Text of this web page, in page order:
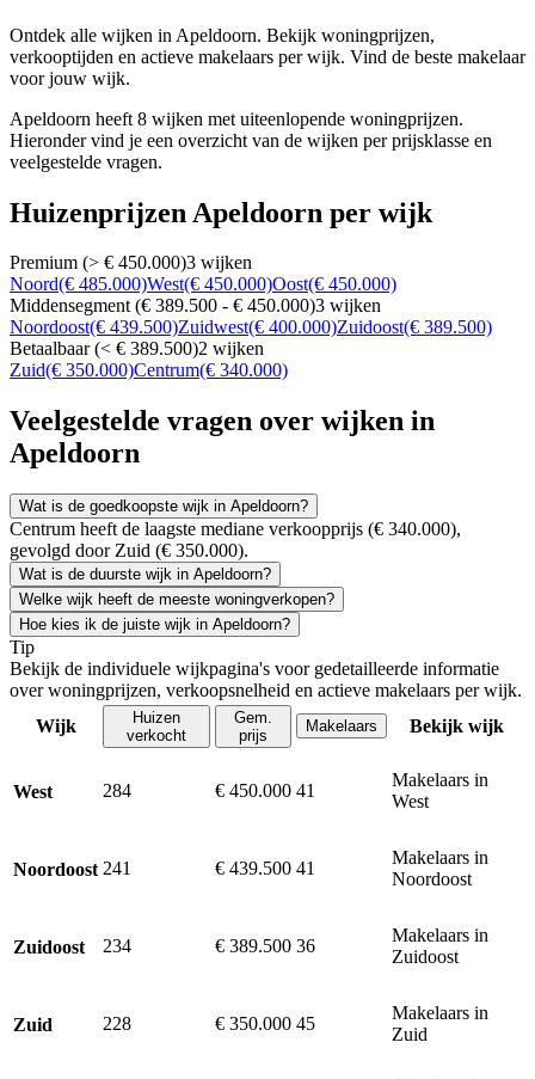
Ontdek alle wijken in Apeldoorn. Bekijk woningprijzen,
verkooptijden en actieve makelaars per wijk. Vind de beste makelaar
voor jouw wijk.
Apeldoorn heeft 8 wijken met uiteenlopende woningprijzen.
Hieronder vind je een overzicht van de wijken per prijsklasse en
veelgestelde vragen.
Huizenprijzen Apeldoorn per wijk
Premium (> € 450.000)3 wijken
Noord(€ 485.000)West(€ 450.000)Oost(€ 450.000)
Middensegment (€ 389.500 - € 450.000)3 wijken
Noordoost(€ 439.500)Zuidwest(€ 400.000)Zuidoost(€ 389.500)
Betaalbaar (< € 389.500)2 wijken
Zuid(€ 350.000)Centrum(€ 340.000)
Veelgestelde vragen over wijken in
Apeldoorn
Wat is de goedkoopste wijk in Apeldoorn?
Centrum heeft de laagste mediane verkoopprijs (€ 340.000),
gevolgd door Zuid (€ 350.000).
Wat is de duurste wijk in Apeldoorn?
Welke wijk heeft de meeste woningverkopen?
Hoe kies ik de juiste wijk in Apeldoorn?
Tip
Bekijk de individuele wijkpagina's voor gedetailleerde informatie
over woningprijzen, verkoopsnelheid en actieve makelaars per wijk.
Wijk
Huizen
verkocht
Gem.
prijs
Makelaars Bekijk wijk
West 284 € 450.000 41
Makelaars in
West
Noordoost 241 € 439.500 41
Makelaars in
Noordoost
Zuidoost 234 € 389.500 36
Makelaars in
Zuidoost
Zuid 228 € 350.000 45
Makelaars in
Zuid